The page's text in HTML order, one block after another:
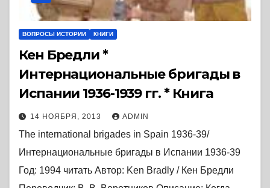
ВОПРОСЫ ИСТОРИИ КНИГИ
Кен Бредли *
Интернациональные бригады в
Испании 1936-1939 гг. * Книга
14 НОЯБРЯ, 2013 ADMIN
The international brigades in Spain 1936-39/
Интернациональные бригады в Испании 1936-39
Год: 1994 читать Автор: Ken Bradly / Кен Бредли